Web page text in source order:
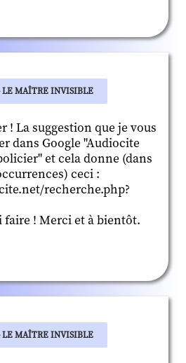
LE MAÎTRE INVISIBLE
! La suggestion que je vous
dans Google "Audiocite
et cela donne (dans
ceci :
recherche.php?
faire ! Merci et à bientôt.
LE MAÎTRE INVISIBLE